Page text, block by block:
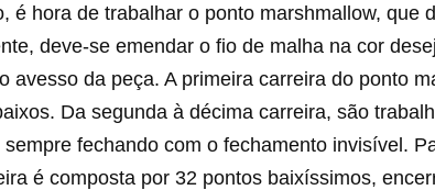
é hora de trabalhar o ponto marshmallow, que
deve-se emendar o fio de malha na cor
avesso da peça. A primeira carreira do ponto
Da segunda à décima carreira, são
fechando com o fechamento invisível.
é composta por 32 pontos baixíssimos,